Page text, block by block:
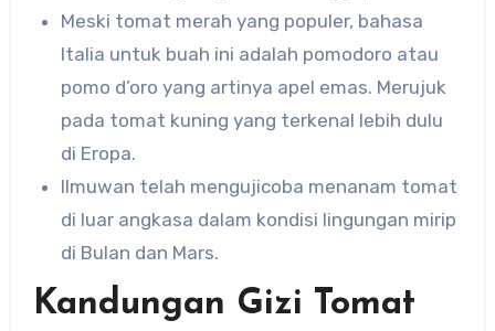
Meski tomat merah yang populer, bahasa
Italia untuk buah ini adalah pomodoro atau
pomo d’oro yang artinya apel emas. Merujuk
pada tomat kuning yang terkenal lebih dulu
di Eropa.
Ilmuwan telah mengujicoba menanam tomat
di luar angkasa dalam kondisi lingungan mirip
di Bulan dan Mars.
Kandungan Gizi Tomat